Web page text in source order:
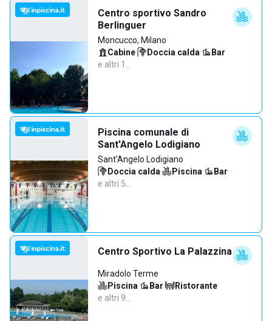
Centro sportivo Sandro
Berlinguer
Moncucco, Milano
Cabine· Doccia calda· Bar·
e altri 1…
Piscina comunale di
Sant'Angelo Lodigiano
Sant'Angelo Lodigiano
Doccia calda· Piscina· Bar·
e altri 5…
Centro Sportivo La Palazzina
Miradolo Terme
Piscina· Bar· Ristorante·
e altri 9…